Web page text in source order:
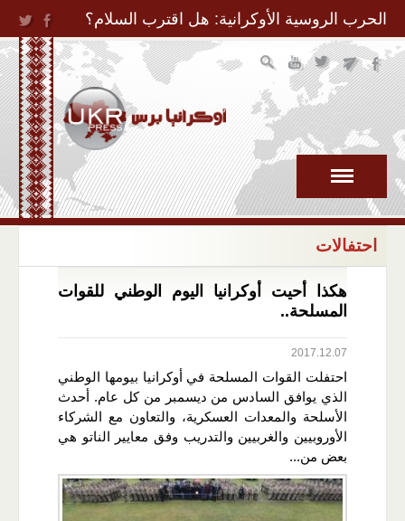
Jump to Navigation
الحرب الروسية الأوكرانية: هل اقترب السلام؟
احتفالات
هكذا أحيت أوكرانيا اليوم الوطني للقوات
المسلحة..
2017.12.07
احتفلت القوات المسلحة في أوكرانيا بيومها الوطني
الذي يوافق السادس من ديسمبر من كل عام. أحدث
الأسلحة والمعدات العسكرية، والتعاون مع الشركاء
الأوروبيين والغربيين والتدريب وفق معايير الناتو هي
بعض من...